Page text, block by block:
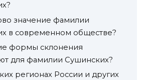
значение фамилии
в современном обществе?
формы склонения
для фамилии Сушинских?
регионах России и других